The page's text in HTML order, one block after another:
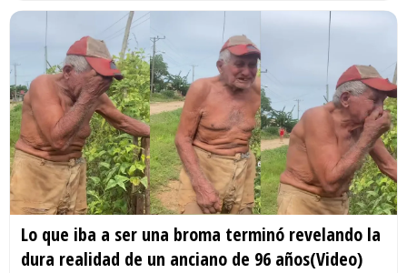
Lo que iba a ser una broma terminó revelando la
dura realidad de un anciano de 96 años(Video)